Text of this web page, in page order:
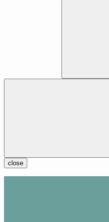
close